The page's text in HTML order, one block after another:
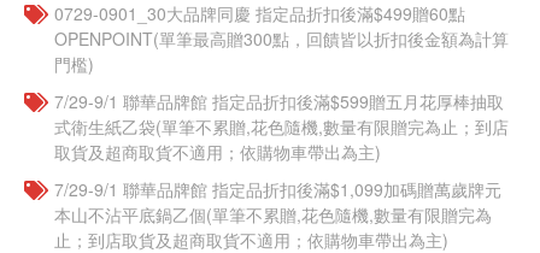
0729-0901_30大品牌同慶 指定品折扣後滿$499贈60點
OPENPOINT(單筆最高贈300點，回饋皆以折扣後金額為計算
門檻)
7/29-9/1 聯華品牌館 指定品折扣後滿$599贈五月花厚棒抽取
式衛生紙乙袋(單筆不累贈,花色隨機,數量有限贈完為止；到店
取貨及超商取貨不適用；依購物車帶出為主)​​
7/29-9/1 聯華品牌館 指定品折扣後滿$1,099加碼贈萬歲牌元
本山不沾平底鍋乙個(單筆不累贈,花色隨機,數量有限贈完為
止；到店取貨及超商取貨不適用；依購物車帶出為主)​​